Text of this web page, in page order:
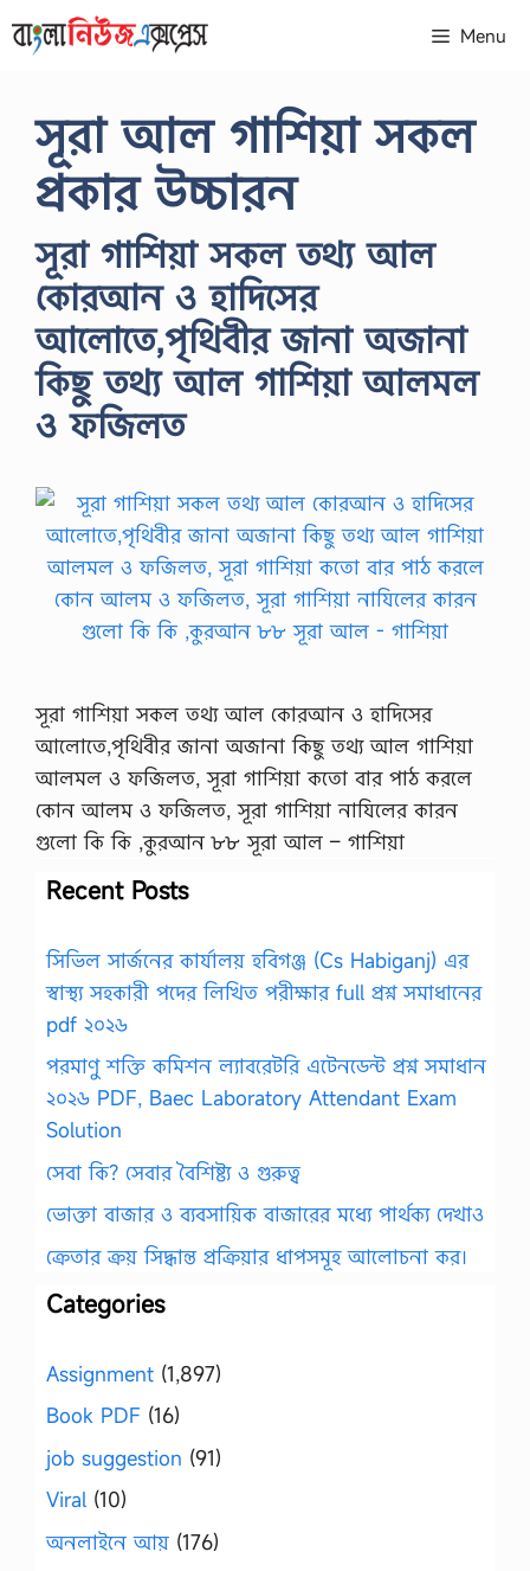
to
Menu
সূরা আল গাশিয়া সকল
প্রকার উচ্চারন
সূরা গাশিয়া সকল তথ্য আল
কোরআন ও হাদিসের
আলোতে,পৃথিবীর জানা অজানা
কিছু তথ্য আল গাশিয়া আলমল
ও ফজিলত
সূরা গাশিয়া সকল তথ্য আল কোরআন ও হাদিসের
আলোতে,পৃথিবীর জানা অজানা কিছু তথ্য আল গাশিয়া
আলমল ও ফজিলত, সূরা গাশিয়া কতো বার পাঠ করলে
কোন আলম ও ফজিলত, সূরা গাশিয়া নাযিলের কারন
গুলো কি কি ,কুরআন ৮৮ সূরা আল – গাশিয়া
Recent Posts
সিভিল সার্জনের কার্যালয় হবিগঞ্জ (Cs Habiganj) এর
স্বাস্থ্য সহকারী পদের লিখিত পরীক্ষার full প্রশ্ন সমাধানের
pdf ২০২৬
পরমাণু শক্তি কমিশন ল্যাবরেটরি এটেনডেন্ট প্রশ্ন সমাধান
২০২৬ PDF, Baec Laboratory Attendant Exam
Solution
সেবা কি? সেবার বৈশিষ্ট্য ও গুরুত্ব
ভোক্তা বাজার ও ব্যবসায়িক বাজারের মধ্যে পার্থক্য দেখাও
ক্রেতার ক্রয় সিদ্ধান্ত প্রক্রিয়ার ধাপসমূহ আলোচনা কর।
Categories
Assignment (1,897)
Book PDF (16)
job suggestion (91)
Viral (10)
অনলাইনে আয় (176)